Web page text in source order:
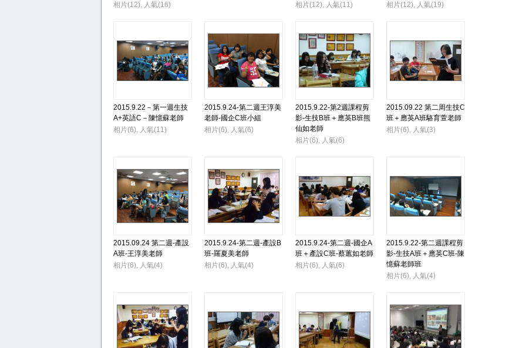
相片(12), 人氣(16)
相片(12), 人氣(11)
相片(12), 人氣(19)
2015.9.22－第一週生技
A+英語C－陳憶蘇老師
相片(6), 人氣(11)
2015.9.24-第二週王淳美
老師-國企C班小組
相片(6), 人氣(6)
2015.9.22-第2週課程剪
影-生技B班＋應英B班熊
仙如老師
相片(6), 人氣(6)
2015.09.22 第二周生技C
班＋應英A班駱育萱老師
相片(6), 人氣(3)
2015.09.24 第二週-產設
A班-王淳美老師
相片(6), 人氣(4)
2015.9.24-第二週-產設B
班-羅夏美老師
相片(6), 人氣(4)
2015.9.24-第二週-國企A
班＋產設C班-蔡蕙如老師
相片(6), 人氣(6)
2015.9.22-第二週課程剪
影-生技A班＋應英C班-陳
憶蘇老師班
相片(6), 人氣(4)